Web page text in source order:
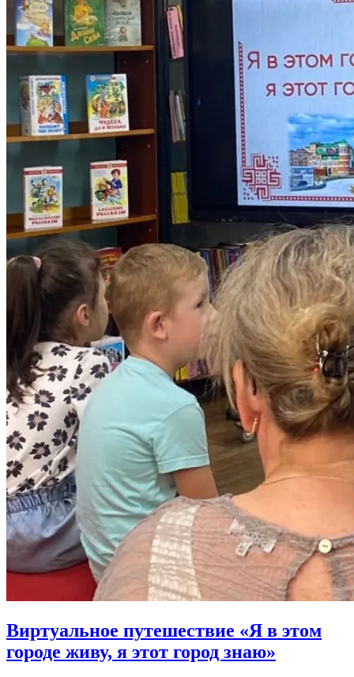
Виртуальное путешествие «Я в этом
городе живу, я этот город знаю»